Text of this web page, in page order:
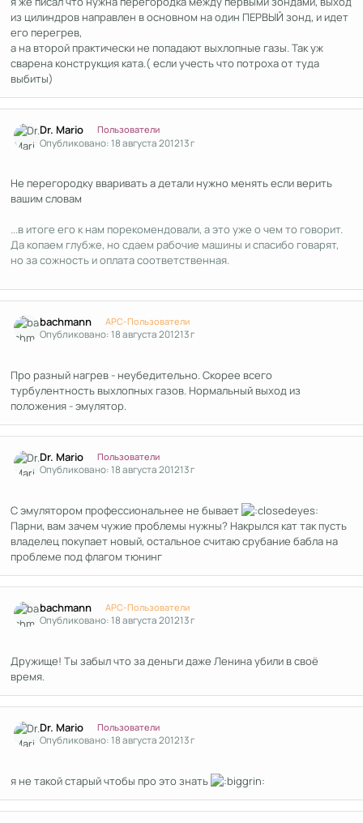
из цилиндров направлен в основном на один ПЕРВЫЙ зонд, и идет
его перегрев,
а на второй практически не попадают выхлопные газы. Так уж
сварена конструкция ката.( если учесть что потроха от туда
выбиты)
Dr. Mario Пользователи
Опубликовано:18 августа 201213 г
Не перегородку вваривать а детали нужно менять если верить
вашим словам
...в итоге его к нам порекомендовали, а это уже о чем то говорит.
Да копаем глубже, но сдаем рабочие машины и спасибо говарят,
но за сожность и оплата соответственная.
bachmann APC-Пользователи
Опубликовано:18 августа 201213 г
Про разный нагрев - неубедительно. Скорее всего
турбулентность выхлопных газов. Нормальный выход из
положения - эмулятор.
Dr. Mario Пользователи
Опубликовано:18 августа 201213 г
С эмулятором профессиональнее не бывает
Парни, вам зачем чужие проблемы нужны? Накрылся кат так пусть
владелец покупает новый, остальное считаю срубание бабла на
проблеме под флагом тюнинг
bachmann APC-Пользователи
Опубликовано:18 августа 201213 г
Дружище! Ты забыл что за деньги даже Ленина убили в своё
время.
Dr. Mario Пользователи
Опубликовано:18 августа 201213 г
я не такой старый чтобы про это знать